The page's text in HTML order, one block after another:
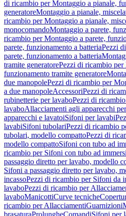
di ricambio per Montaggio a pianale,
generatoreMontaggio a pianale,
ricambio per Montaggio a pianale,
monocomandoMontaggio a parete,
ricambio per Montaggio a parete,
parete, funzionamento a batteriaPezzi
parete, funzionamento a batteria
tramite generatorePezzi di ricambio per
funzionamento tramite generatore
due manopolePezzi di ricambio per
a due manopoleAccessoriPezzi di
rubinetterie per lavaboPezzi di
lavaboAllacciamenti agli apparecchi
apparecchi e lavatoiSifoni per lavabi
lavabiSifoni tubolariPezzi di ricambio
tubolari, modello compattoPezzi di
modello compattoSifoni con tubo ad
ricambio per Sifoni con tubo ad
passaggio diretto per lavabo, modello
Sifoni a passaggio diretto per lavabo,
incassoPezzi di ricambio per Sifoni da
lavaboPezzi di ricambio per
lavaboManicottiCurve tecniche
ricambio per AllacciamentiGuarnizioni
brasaturaProlungheComandiSifoni per